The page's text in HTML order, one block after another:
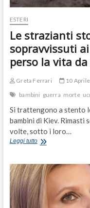
ESTERI
Le strazianti
sopravvissuti
perso la vita
Greta Ferrari
10
bambini guerra morte
Si trattengono a stento
bambini di Kiev. Rimasti
volte, sotto i loro…
Leggi tuttoLe
dei
bambini
sopravvissuti
ai
massacri;